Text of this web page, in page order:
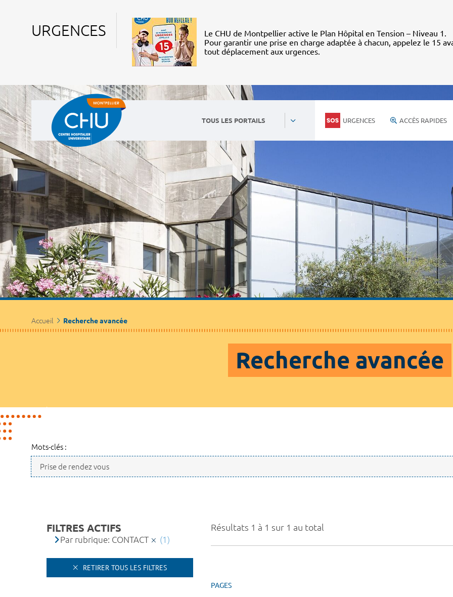
URGENCES
Le CHU de Montpellier active le Plan Hôpital en Tension – Niveau 1.
Pour garantir une prise en charge adaptée à chacun, appelez le 15
tout déplacement aux urgences.
TOUS LES PORTAILS URGENCES ACCÈS RAPIDES
Accueil Recherche avancée
Recherche avancée
Mots-clés :
Résultats 1 à 1 sur 1 au total
PAGES
FILTRES ACTIFS
Par rubrique: CONTACT (1)
RETIRER TOUS LES FILTRES